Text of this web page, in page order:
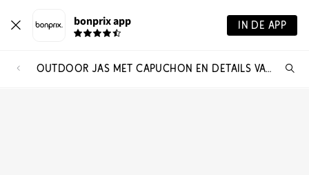
bonprix app IN DE APP
OUTDOOR JAS MET CAPUCHON EN DETAILS VAN IMITATIELEER, WATERDICHT